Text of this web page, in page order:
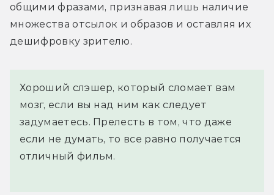
общими фразами, признавая лишь наличие
множества отсылок и образов и оставляя их
дешифровку зрителю.
Хороший слэшер, который сломает вам
мозг, если вы над ним как следует
задумаетесь. Прелесть в том, что даже
если не думать, то все равно получается
отличный фильм.